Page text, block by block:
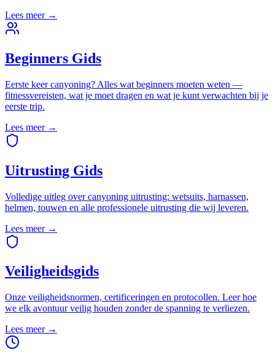
Lees meer→
Beginners Gids
Eerste keer canyoning? Alles wat beginners moeten weten —
fitnessvereisten, wat je moet dragen en wat je kunt verwachten bij je
eerste trip.
Lees meer→
Uitrusting Gids
Volledige uitleg over canyoning uitrusting: wetsuits, harnassen,
helmen, touwen en alle professionele uitrusting die wij leveren.
Lees meer→
Veiligheidsgids
Onze veiligheidsnormen, certificeringen en protocollen. Leer hoe
we elk avontuur veilig houden zonder de spanning te verliezen.
Lees meer→